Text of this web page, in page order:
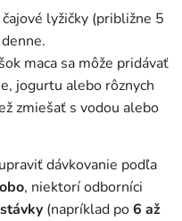
lyžičky (približne 5
maca sa môže pridávať
jogurtu alebo rôznych
zmiešať s vodou alebo
dávkovanie podľa
, niektorí odborníci
(napríklad po6 až